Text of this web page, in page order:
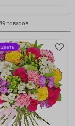
товаров